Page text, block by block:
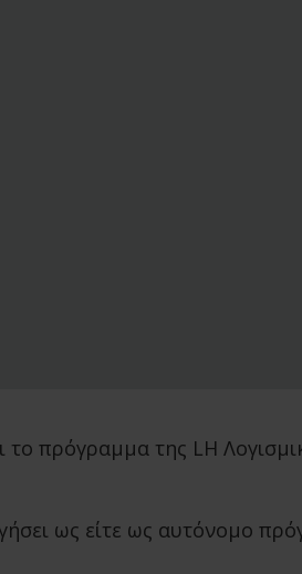
το πρόγραμμα της LH
ως είτε ως αυτόνομο